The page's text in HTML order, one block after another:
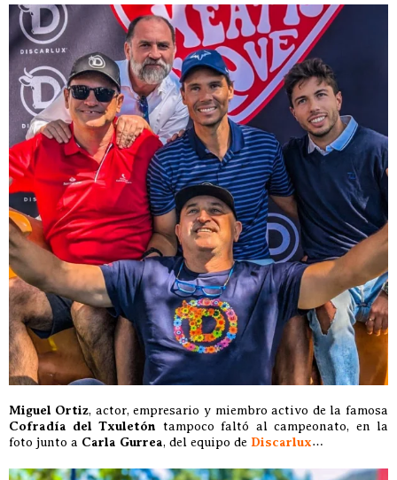
Miguel Ortiz, actor, empresario y miembro activo de la famosa
Cofradía del Txuletón tampoco faltó al campeonato, en la
foto junto a Carla Gurrea, del equipo de Discarlux…